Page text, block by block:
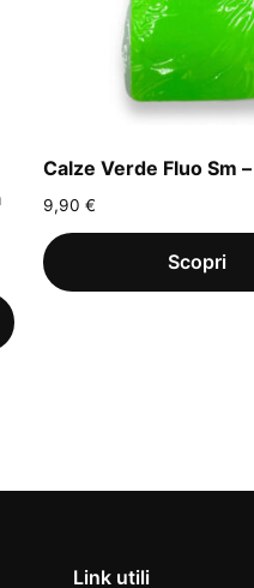
Calze Verde Fluo Sm
9,90 €
Link utili